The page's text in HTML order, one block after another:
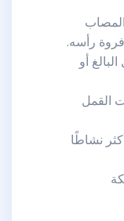
رأسه.
أو
القمل
نشاطًا